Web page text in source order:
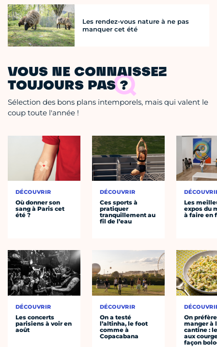
Les rendez-vous nature à ne pas
manquer cet été
VOUS NE CONNAISSEZ
TOUJOURS PAS ?
Sélection des bons plans intemporels, mais qui valent le
coup toute l'année !
DÉCOUVRIR
Où donner son
sang à Paris cet
été ?
DÉCOUVRIR
Les concerts
parisiens à voir en
août
DÉCOUVRIR
Ces sports à
pratiquer
tranquillement au
fil de l’eau
DÉCOUVRIR
On a testé
l’altinha, le foot
comme à
Copacabana
Les
expos du
à faire en
On préfère
manger à
cantine :
aux
façon